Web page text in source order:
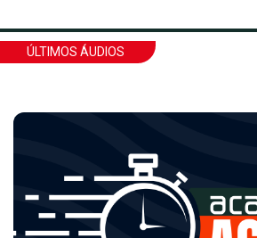
ÚLTIMOS ÁUDIOS